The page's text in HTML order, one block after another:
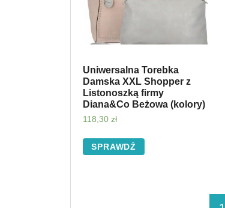
Uniwersalna Torebka
Damska XXL Shopper z
Listonoszką firmy
Diana&Co Beżowa (kolory)
118,30 zł
SPRAWDŹ